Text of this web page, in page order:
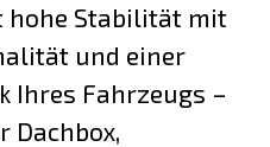
hohe Stabilität mit
und einer
Ihres Fahrzeugs –
Dachbox,